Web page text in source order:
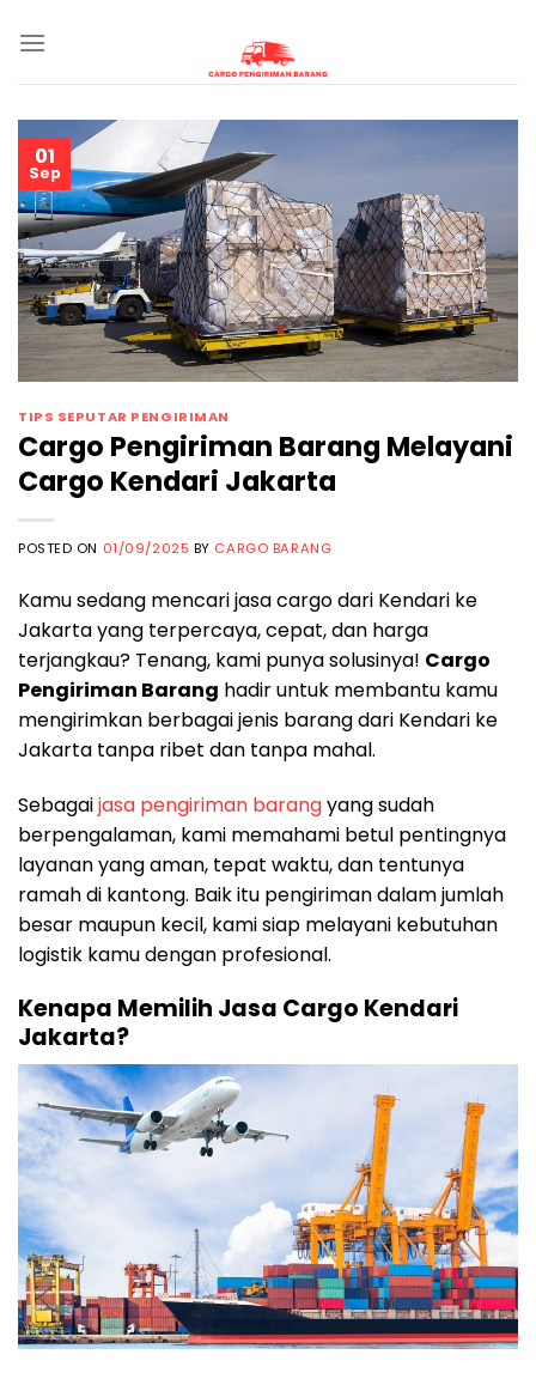
01
Sep
TIPS SEPUTAR PENGIRIMAN
Cargo Pengiriman Barang Melayani
Cargo Kendari Jakarta
POSTED ON 01/09/2025 BY CARGO BARANG
Kamu sedang mencari jasa cargo dari Kendari ke
Jakarta yang terpercaya, cepat, dan harga
terjangkau? Tenang, kami punya solusinya! Cargo
Pengiriman Barang hadir untuk membantu kamu
mengirimkan berbagai jenis barang dari Kendari ke
Jakarta tanpa ribet dan tanpa mahal.
Sebagaijasa pengiriman barangyang sudah
berpengalaman, kami memahami betul pentingnya
layanan yang aman, tepat waktu, dan tentunya
ramah di kantong. Baik itu pengiriman dalam jumlah
besar maupun kecil, kami siap melayani kebutuhan
logistik kamu dengan profesional.
Kenapa Memilih Jasa Cargo Kendari
Jakarta?